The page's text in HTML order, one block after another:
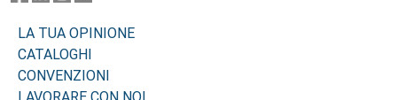
LA TUA OPINIONE
CATALOGHI
CONVENZIONI